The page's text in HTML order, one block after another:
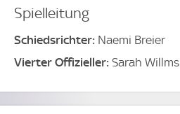
Spielleitung
Schiedsrichter: Naemi Breier
Vierter Offizieller: Sarah Willms